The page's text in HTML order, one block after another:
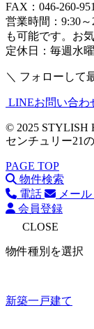
FAX：046-260-
営業時間：9:30
も可能です。お
定休日：毎週水
＼ フォローして
LINEお問い合わ
© 2025 STYLISH
センチュリー21
PAGE TOP
物件検索
電話
メール
会員登録
CLOSE
物件種別を選択
新築一戸建て